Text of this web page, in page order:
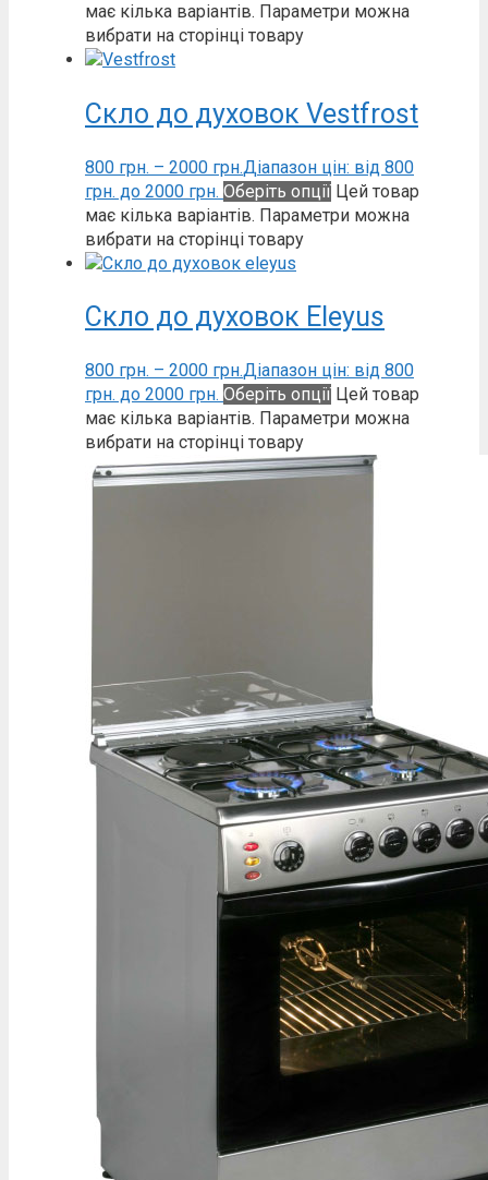
має кілька варіантів. Параметри можна
вибрати на сторінці товару
Скло до духовок Vestfrost
800 грн. – 2000 грн.Діапазон цін: від 800
грн. до 2000 грн. Оберіть опції Цей товар
має кілька варіантів. Параметри можна
вибрати на сторінці товару
Скло до духовок Eleyus
800 грн. – 2000 грн.Діапазон цін: від 800
грн. до 2000 грн. Оберіть опції Цей товар
має кілька варіантів. Параметри можна
вибрати на сторінці товару